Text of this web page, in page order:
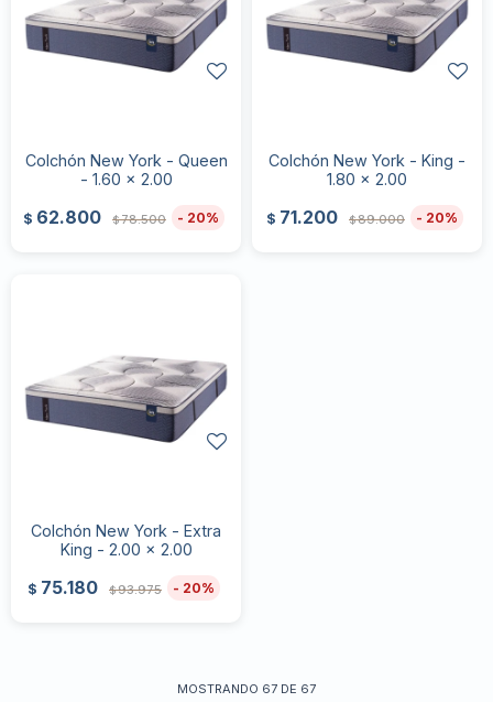
Colchón New York - Queen
- 1.60 x 2.00
$ 62.800 $78.500 20
Colchón New York - King -
1.80 x 2.00
$ 71.200 $89.000 20
Colchón New York - Extra
King - 2.00 x 2.00
$ 75.180 $93.975 20
MOSTRANDO 67 DE 67